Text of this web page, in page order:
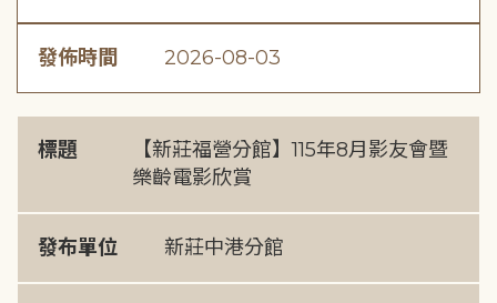
發佈時間 2026-08-03
標題
【新莊福營分館】115年8月影友會暨
樂齡電影欣賞
發布單位 新莊中港分館